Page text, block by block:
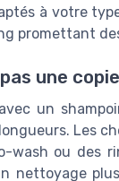
à votre
promettant
une copie
un
Les
wash ou des
nettoyage